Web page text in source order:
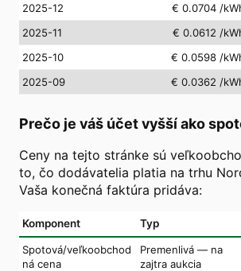
2025-12
€ 0.0704 /
2025-11
€ 0.0612 /
2025-10
€ 0.0598 /
2025-09
€ 0.0362 /
Prečo je váš účet vyšší ako
Ceny na tejto stránke sú
to, čo dodávatelia platia na trhu
Vaša konečná faktúra pridáva:
Komponent Typ
Spotová/veľkoobchod
ná cena
Premenlivá — na
zajtra aukcia